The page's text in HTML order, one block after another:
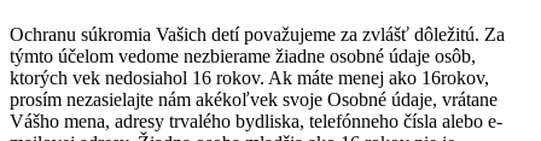
Ochranu súkromia Vašich detí považujeme za zvlášť dôležitú. Za
týmto účelom vedome nezbierame žiadne osobné údaje osôb,
ktorých vek nedosiahol 16 rokov. Ak máte menej ako 16rokov,
prosím nezasielajte nám akékoľvek svoje Osobné údaje, vrátane
Vášho mena, adresy trvalého bydliska, telefónneho čísla alebo e-